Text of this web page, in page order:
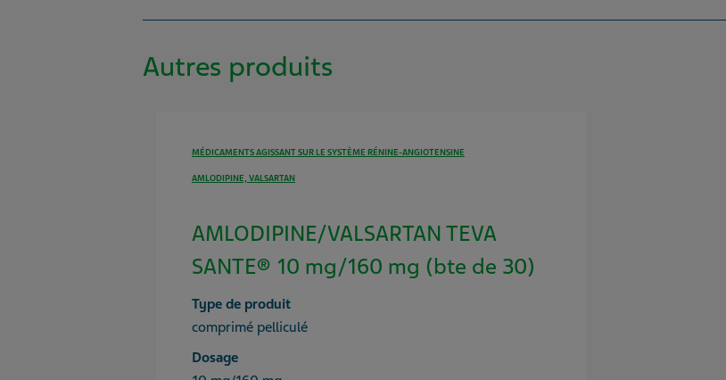
Autres produits
MÉDICAMENTS AGISSANT SUR LE SYSTÈME RÉNINE-ANGIOTENSINE
AMLODIPINE, VALSARTAN
AMLODIPINE/VALSARTAN TEVA
SANTE® 10 mg/160 mg (bte de 30)
Type de produit
comprimé pelliculé
Dosage